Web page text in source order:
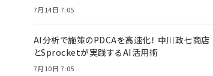
7月14日 7:05
AI分析で施策のPDCAを高速化！ 中川政七商店
とSprocketが実践するAI活用術
7月10日 7:05